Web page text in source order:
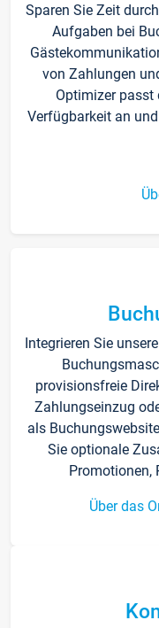
Sparen Sie Zeit
Aufgaben bei
von Zahlungen
Optimizer passt
Verfügbarkeit an
Integrieren Sie
provisionsfreie
Zahlungseinzug
als
Sie optionale
Promotionen,
Über das